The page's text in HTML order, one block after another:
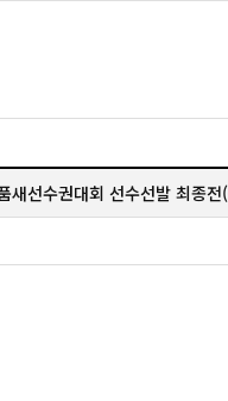
새선수권대회 선수선발 최종